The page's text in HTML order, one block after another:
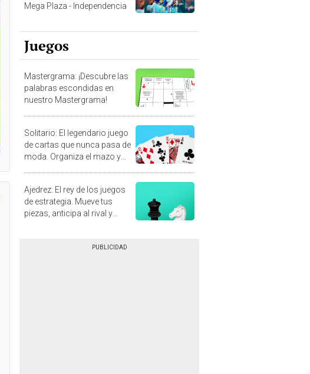
Mega Plaza - Independencia
Juegos
Mastergrama: ¡Descubre las
palabras escondidas en
nuestro Mastergrama!
Solitario: El legendario juego
de cartas que nunca pasa de
moda. Organiza el mazo y
Ajedrez: El rey de los juegos
de estrategia. Mueve tus
piezas, anticipa al rival y